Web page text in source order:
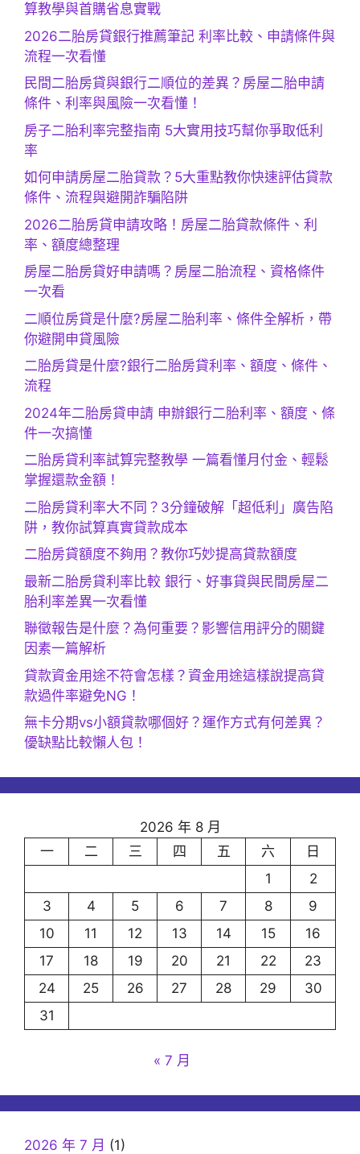
算教學與首購省息實戰
2026二胎房貸銀行推薦筆記 利率比較、申請條件與
流程一次看懂
民間二胎房貸與銀行二順位的差異？房屋二胎申請
條件、利率與風險一次看懂！
房子二胎利率完整指南 5大實用技巧幫你爭取低利
率
如何申請房屋二胎貸款？5大重點教你快速評估貸款
條件、流程與避開詐騙陷阱
2026二胎房貸申請攻略！房屋二胎貸款條件、利
率、額度總整理
房屋二胎房貸好申請嗎？房屋二胎流程、資格條件
一次看
二順位房貸是什麼?房屋二胎利率、條件全解析，帶
你避開申貸風險
二胎房貸是什麼?銀行二胎房貸利率、額度、條件、
流程
2024年二胎房貸申請 申辦銀行二胎利率、額度、條
件一次搞懂
二胎房貸利率試算完整教學 一篇看懂月付金、輕鬆
掌握還款金額！
二胎房貸利率大不同？3分鐘破解「超低利」廣告陷
阱，教你試算真實貸款成本
二胎房貸額度不夠用？教你巧妙提高貸款額度
最新二胎房貸利率比較 銀行、好事貸與民間房屋二
胎利率差異一次看懂
聯徵報告是什麼？為何重要？影響信用評分的關鍵
因素一篇解析
貸款資金用途不符會怎樣？資金用途這樣說提高貸
款過件率避免NG！
無卡分期vs小額貸款哪個好？運作方式有何差異？
優缺點比較懶人包！
2026 年 8 月
一
二 三 四 五 六
日
1
2
3
4 5 6 7 8
9
10
11 12 13 14 15
16
17
18 19 20 21 22
23
24
25 26 27 28 29
30
31
« 7 月
2026 年 7 月 (1)